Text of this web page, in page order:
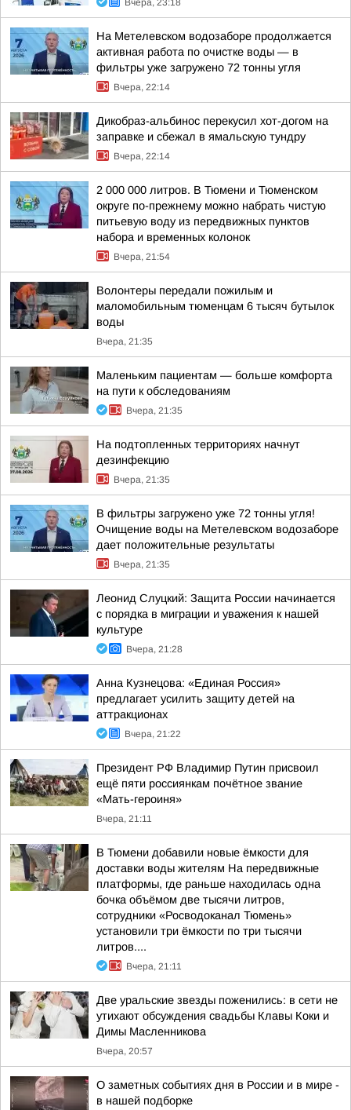
Вчера, 23:18
На Метелевском водозаборе продолжается
активная работа по очистке воды — в
фильтры уже загружено 72 тонны угля
Вчера, 22:14
Дикобраз-альбинос перекусил хот-догом на
заправке и сбежал в ямальскую тундру
Вчера, 22:14
2 000 000 литров. В Тюмени и Тюменском
округе по-прежнему можно набрать чистую
питьевую воду из передвижных пунктов
набора и временных колонок
Вчера, 21:54
Волонтеры передали пожилым и
маломобильным тюменцам 6 тысяч бутылок
воды
Вчера, 21:35
Маленьким пациентам — больше комфорта
на пути к обследованиям
Вчера, 21:35
На подтопленных территориях начнут
дезинфекцию
Вчера, 21:35
В фильтры загружено уже 72 тонны угля!
Очищение воды на Метелевском водозаборе
дает положительные результаты
Вчера, 21:35
Леонид Слуцкий: Защита России начинается
с порядка в миграции и уважения к нашей
культуре
Вчера, 21:28
Анна Кузнецова: «Единая Россия»
предлагает усилить защиту детей на
аттракционах
Вчера, 21:22
Президент РФ Владимир Путин присвоил
ещё пяти россиянкам почётное звание
«Мать-героиня»
Вчера, 21:11
В Тюмени добавили новые ёмкости для
доставки воды жителям На передвижные
платформы, где раньше находилась одна
бочка объёмом две тысячи литров,
сотрудники «Росводоканал Тюмень»
установили три ёмкости по три тысячи
литров....
Вчера, 21:11
Две уральские звезды поженились: в сети не
утихают обсуждения свадьбы Клавы Коки и
Димы Масленникова
Вчера, 20:57
О заметных событиях дня в России и в мире -
в нашей подборке